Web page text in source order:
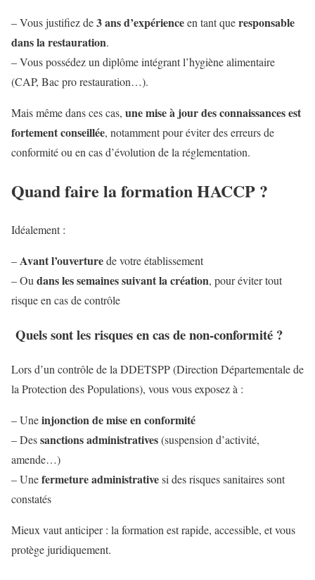
– Vous justifiez de3 ans d’expérienceen tant queresponsable
dans la restauration.
– Vous possédez un diplôme intégrant l’hygiène alimentaire
(CAP, Bac pro restauration…).
Mais même dans ces cas, une mise à jour des connaissances est
fortement conseillée, notamment pour éviter des erreurs de
conformité ou en cas d’évolution de la réglementation.
Quand faire la formation HACCP ?
Idéalement :
–Avant l’ouverturede votre établissement
– Ou dans les semaines suivant la création, pour éviter tout
risque en cas de contrôle
Quels sont les risques en cas de non-conformité ?
Lors d’un contrôle de la DDETSPP (Direction Départementale de
la Protection des Populations), vous vous exposez à :
– Uneinjonction de mise en conformité
– Dessanctions administratives(suspension d’activité,
amende…)
– Unefermeture administrativesi des risques sanitaires sont
constatés
Mieux vaut anticiper : la formation est rapide, accessible, et vous
protège juridiquement.